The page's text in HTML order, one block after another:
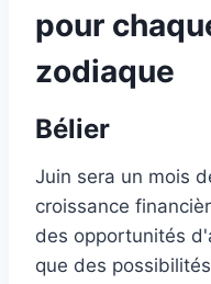
pour
zodiaque
Bélier
Juin sera un mois
croissance
des opportunités
que des